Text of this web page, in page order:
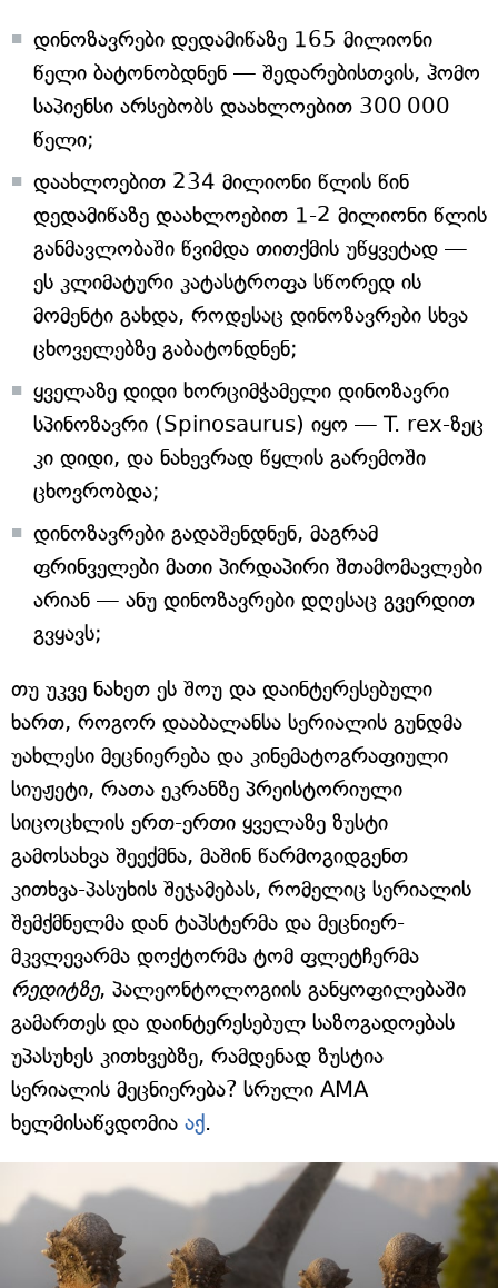
დინოზავრები დედამიწაზე 165 მილიონი
წელი ბატონობდნენ — შედარებისთვის, ჰომო
საპიენსი არსებობს დაახლოებით 300 000
წელი;
დაახლოებით 234 მილიონი წლის წინ
დედამიწაზე დაახლოებით 1-2 მილიონი წლის
განმავლობაში წვიმდა თითქმის უწყვეტად —
ეს კლიმატური კატასტროფა სწორედ ის
მომენტი გახდა, როდესაც დინოზავრები სხვა
ცხოველებზე გაბატონდნენ;
ყველაზე დიდი ხორციმჭამელი დინოზავრი
სპინოზავრი (Spinosaurus) იყო — T. rex-ზეც
კი დიდი, და ნახევრად წყლის გარემოში
ცხოვრობდა;
დინოზავრები გადაშენდნენ, მაგრამ
ფრინველები მათი პირდაპირი შთამომავლები
არიან — ანუ დინოზავრები დღესაც გვერდით
გვყავს;
თუ უკვე ნახეთ ეს შოუ და დაინტერესებული
ხართ, როგორ დააბალანსა სერიალის გუნდმა
უახლესი მეცნიერება და კინემატოგრაფიული
სიუჟეტი, რათა ეკრანზე პრეისტორიული
სიცოცხლის ერთ-ერთი ყველაზე ზუსტი
გამოსახვა შეექმნა, მაშინ წარმოგიდგენთ
კითხვა-პასუხის შეჯამებას, რომელიც სერიალის
შემქმნელმა დან ტაპსტერმა და მეცნიერ-
მკვლევარმა დოქტორმა ტომ ფლეტჩერმა
რედიტზე, პალეონტოლოგიის განყოფილებაში
გამართეს და დაინტერესებულ საზოგადოებას
უპასუხეს კითხვებზე, რამდენად ზუსტია
სერიალის მეცნიერება? სრული AMA
ხელმისაწვდომია აქ.